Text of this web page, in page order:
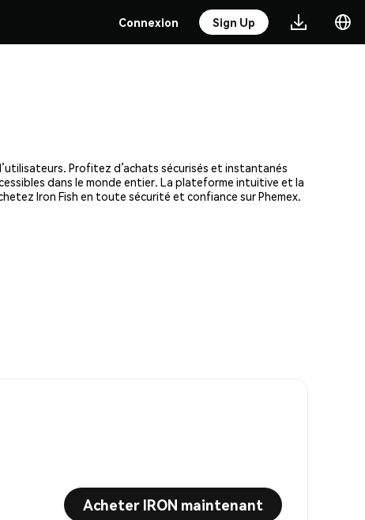
Connexion Sign Up
Profitez d’achats sécurisés et instantanés
dans le monde entier. La plateforme intuitive et la
Iron Fish en toute sécurité et confiance sur Phemex.
Acheter IRON maintenant